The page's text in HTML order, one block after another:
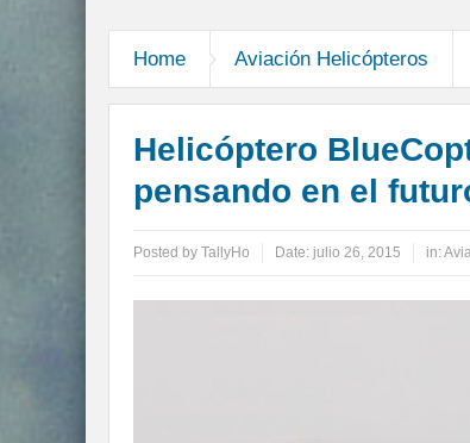
Home Aviación Helicópteros
Helicóptero
pensando en el
Posted by TallyHo Date: julio 26, 2015 in: